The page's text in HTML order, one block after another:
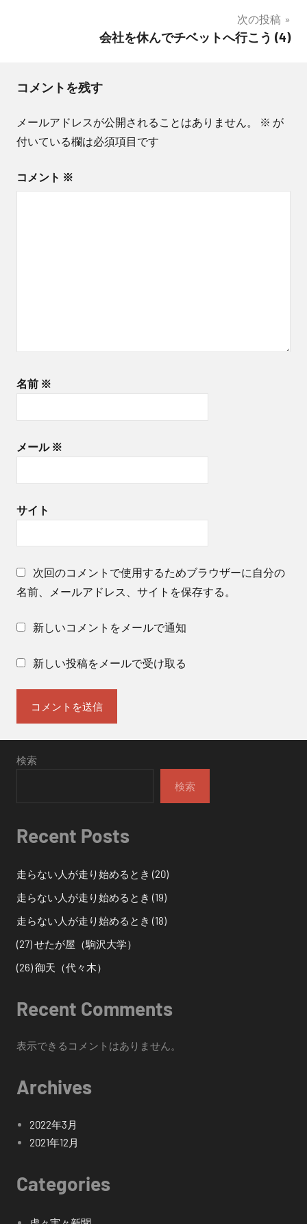
ゲ
シ
ン
次の投稿
会社を休んでチベットへ行こう (4)
コメントを残す
メールアドレスが公開されることはありません。 ※ が
付いている欄は必須項目です
コメント ※
名前 ※
メール ※
サイト
次回のコメントで使用するためブラウザーに自分の
名前、メールアドレス、サイトを保存する。
新しいコメントをメールで通知
新しい投稿をメールで受け取る
検索
検索
Recent Posts
走らない人が走り始めるとき (20)
走らない人が走り始めるとき (19)
走らない人が走り始めるとき (18)
(27) せたが屋（駒沢大学）
(26) 御天（代々木）
Recent Comments
表示できるコメントはありません。
Archives
2022年3月
2021年12月
Categories